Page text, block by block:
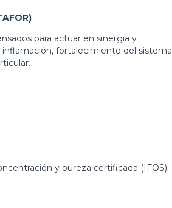
para actuar en sinergia y
fortalecimiento del sistema
y pureza certificada (IFOS).